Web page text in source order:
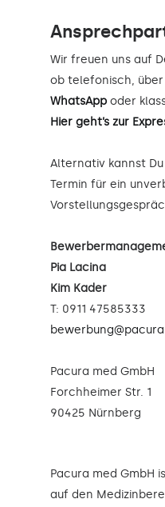
Wir freuen uns auf
ob telefonisch, über
WhatsApp oder
Hier geht’s zur
Alternativ kannst Du
Termin für ein
Pia Lacina
Kim Kader
T: 0911 47585333
Pacura med GmbH
Forchheimer Str. 1
90425 Nürnberg
Pacura med GmbH
auf den